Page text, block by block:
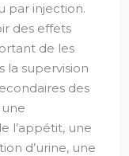
par injection.
des effets
de les
la supervision
des
l’appétit, une
d’urine, une